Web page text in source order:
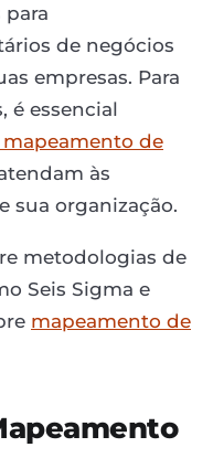
para
de negócios
empresas. Para
é essencial
de
às
sua organização.
metodologias de
Seis Sigma e
mapeamento de